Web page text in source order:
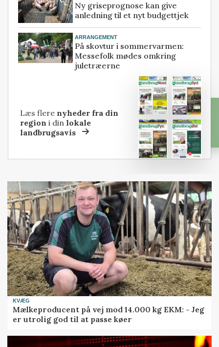
Ny griseprognose kan give
anledning til et nyt budgettjek
ARRANGEMENT
På skovtur i sommervarmen:
Messefolk mødes omkring
juletræerne
Læs flere nyheder fra din
region i dinlokale
landbrugsavis
KVÆG
Mælkeproducent på vej mod 14.000 kg EKM: - Jeg
er utrolig god til at passe køer